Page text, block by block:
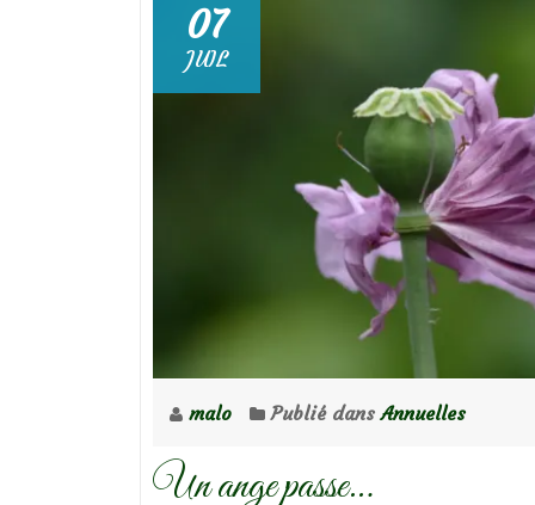
07
JUIL
malo Publié dansAnnuelles
Un ange passe…